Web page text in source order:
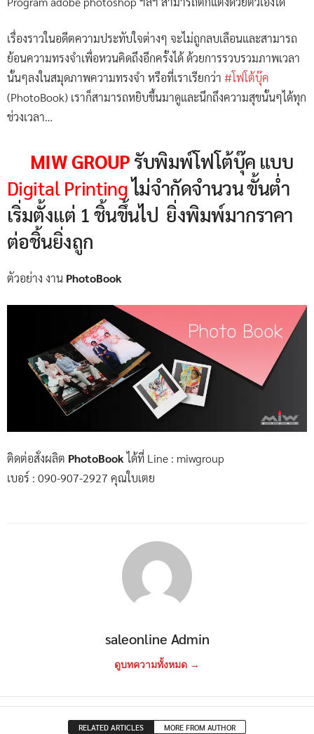
เรื่องราวในอดีตความประทับใจต่างๆ จะไม่ถูกลบเลือนและสามารถ
ย้อนความทรงจำเพื่อหวนคิดถึงอีกครั้งได้ ด้วยการรวบรวมภาพเวลา
นั้นๆลงในสมุดภาพความทรงจำ หรือที่เราเรียกว่า #โฟโต้บุ๊ค
(PhotoBook) เราก็สามารถหยิบขึ้นมาดูและนึกถึงความสุขนั้นๆได้ทุก
ช่วงเวลา…
MIW GROUPรับพิมพ์โฟโต้บุ๊ค แบบ
Digital Printingไม่จำกัดจำนวน ขั้นต่ำ
เริ่มตั้งแต่ 1 ชิ้นขึ้นไป ยิ่งพิมพ์มากราคา
ต่อชิ้นยิ่งถูก
ตัวอย่าง งาน PhotoBook
ติดต่อสั่งผลิต PhotoBookได้ที่ Line : miwgroup
เบอร์ : 090-907-2927 คุณใบเตย
saleonline Admin
ดูบทความทั้งหมด →
RELATED ARTICLES MORE FROM AUTHOR